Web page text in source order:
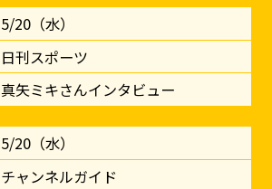
5/20（水）
日刊スポーツ
真矢ミキさんインタビュー
5/20（水）
チャンネルガイド